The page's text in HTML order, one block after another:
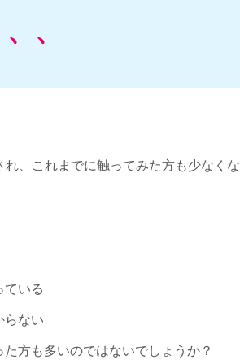
、
、これまでに触ってみた方も少なくな
ている
らない
方も多いのではないでしょうか？